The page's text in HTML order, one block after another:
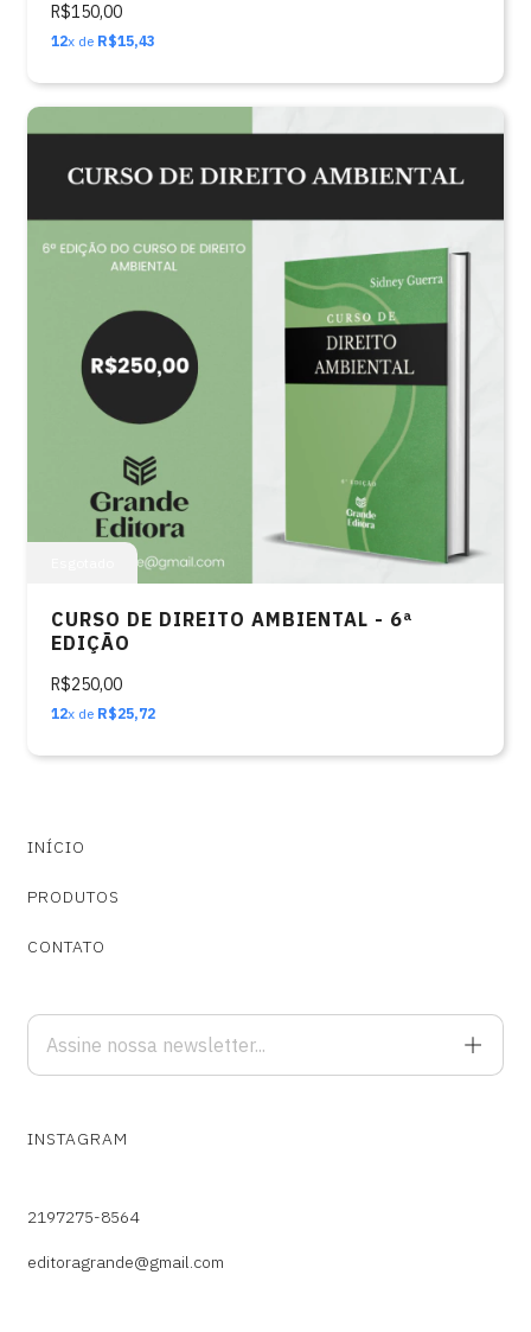
R$150,00
12x de R$15,43
CURSO DE DIREITO AMBIENTAL - 6ª
EDIÇÃO
R$250,00
12x de R$25,72
INÍCIO
PRODUTOS
CONTATO
INSTAGRAM
2197275-8564
editoragrande@gmail.com